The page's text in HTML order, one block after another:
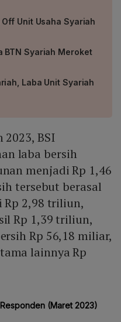
Unit Usaha Syariah
BTN Syariah Meroket
Laba Unit Syariah
BSI
laba bersih
menjadi Rp 1,46
tersebut berasal
2,98 triliun,
Rp 1,39 triliun,
Rp 56,18 miliar,
lainnya Rp